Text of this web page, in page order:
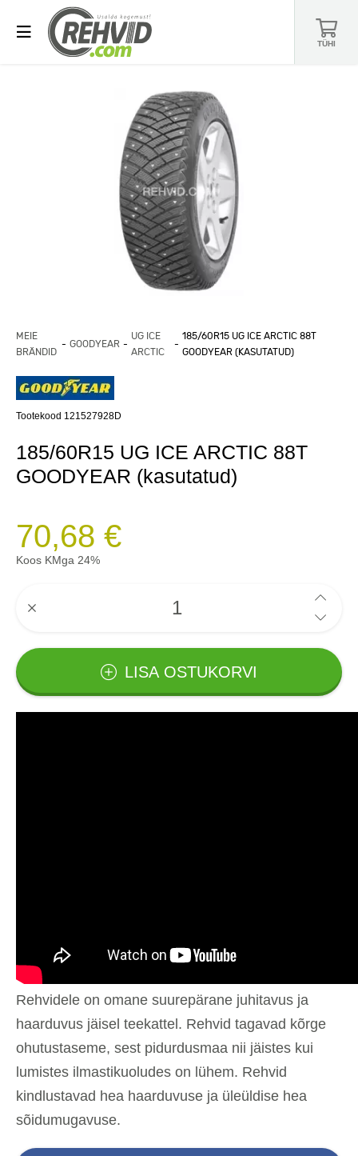
TÜHI
MEIE
BRÄNDID
GOODYEAR
UG ICE
ARCTIC
185/60R15 UG ICE ARCTIC 88T
GOODYEAR (KASUTATUD)
Tootekood 121527928D
185/60R15 UG ICE ARCTIC 88T
GOODYEAR (kasutatud)
70,68 €
Koos KMga 24%
LISA OSTUKORVI
Rehvidele on omane suurepärane juhitavus ja
haarduvus jäisel teekattel. Rehvid tagavad kõrge
ohutustaseme, sest pidurdusmaa nii jäistes kui
lumistes ilmastikuoludes on lühem. Rehvid
kindlustavad hea haarduvuse ja üleüldise hea
sõidumugavuse.